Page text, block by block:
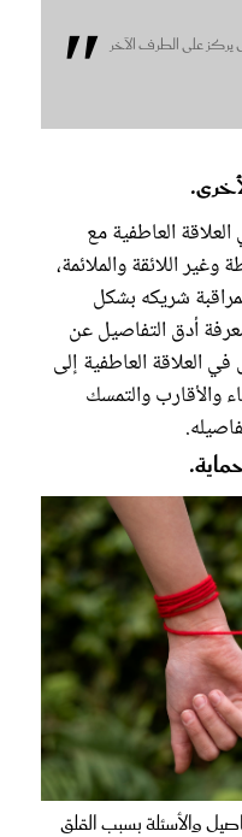
على الطرف الآخر
العاطفية مع
اللائقة والملائمة،
شريكه بشكل
أدق التفاصيل عن
العلاقة العاطفية إلى
والأقارب والتمسك
والأسئلة بسبب القلق